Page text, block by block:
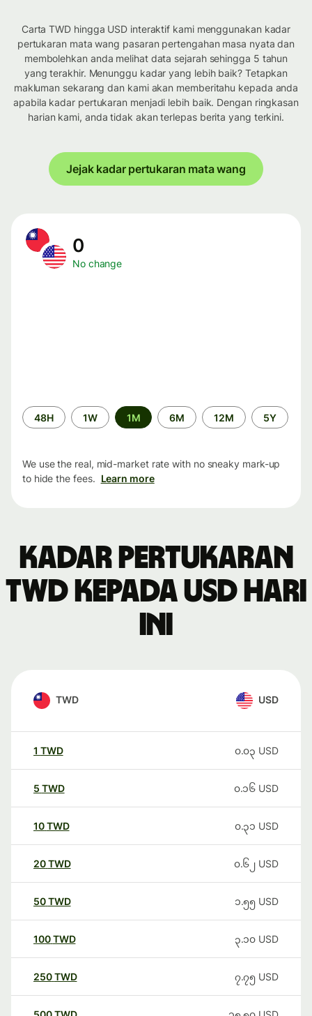
Carta TWD hingga USD interaktif kami menggunakan kadar
pertukaran mata wang pasaran pertengahan masa nyata dan
membolehkan anda melihat data sejarah sehingga 5 tahun
yang terakhir. Menunggu kadar yang lebih baik? Tetapkan
makluman sekarang dan kami akan memberitahu kepada anda
apabila kadar pertukaran menjadi lebih baik. Dengan ringkasan
harian kami, anda tidak akan terlepas berita yang terkini.
Jejak kadar pertukaran mata wang
0
No change
Time
period
48H 1W 1M 6M 12M 5Y
We use the real, mid-market rate with no sneaky mark-up
to hide the fees. Learn more
Kadar pertukaran
TWD kepada USD hari
ini
TWD USD
1 TWD ၀.၀၃ USD
5 TWD ၀.၁၆ USD
10TWD ၀.၃၁ USD
20TWD ၀.၆၂ USD
50TWD ၁.၅၅ USD
100TWD ၃.၁၀ USD
250TWD ၇.၇၅ USD